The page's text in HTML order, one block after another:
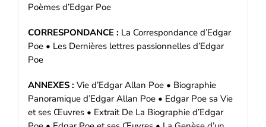
Poèmes d’Edgar Poe
CORRESPONDANCE : La Correspondance d’Edgar
Poe • Les Dernières lettres passionnelles d’Edgar
Poe
ANNEXES : Vie d’Edgar Allan Poe • Biographie
Panoramique d’Edgar Allan Poe • Edgar Poe sa Vie
et ses Œuvres • Extrait De La Biographie d’Edgar